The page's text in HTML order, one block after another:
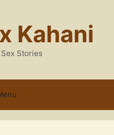
Kahani
Stories